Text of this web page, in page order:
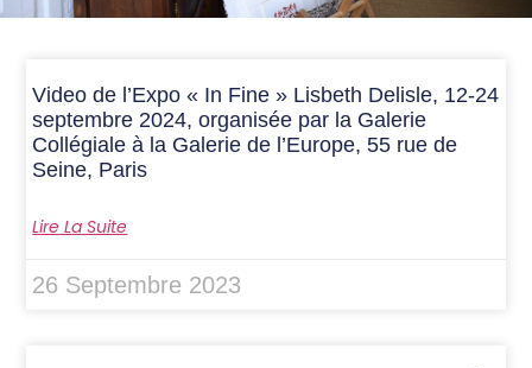
Video de l’Expo « In Fine » Lisbeth Delisle, 12-24
septembre 2024, organisée par la Galerie
Collégiale à la Galerie de l’Europe, 55 rue de
Seine, Paris
Lire La Suite
26 Septembre 2023